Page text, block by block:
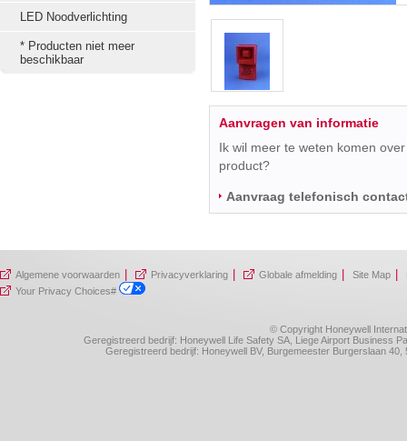
LED Noodverlichting
* Producten niet meer
beschikbaar
Aanvragen van informatie
Ik wil meer te weten komen
product?
Aanvraag telefonisch
Algemene voorwaarden Privacyverklaring Globale afmelding Site Map
Your Privacy Choices#
© Copyright Honeywell
Geregistreerd bedrijf: Honeywell Life Safety SA, Liege Airport Business
Geregistreerd bedrijf: Honeywell BV, Burgemeester Burgerslaan